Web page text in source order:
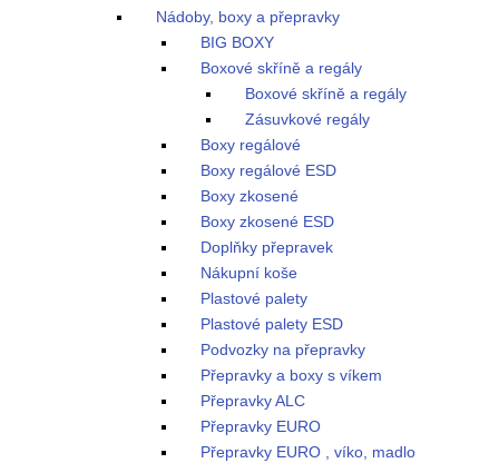
Nádoby, boxy a přepravky
BIG BOXY
Boxové skříně a regály
Boxové skříně a regály
Zásuvkové regály
Boxy regálové
Boxy regálové ESD
Boxy zkosené
Boxy zkosené ESD
Doplňky přepravek
Nákupní koše
Plastové palety
Plastové palety ESD
Podvozky na přepravky
Přepravky a boxy s víkem
Přepravky ALC
Přepravky EURO
Přepravky EURO , víko, madlo